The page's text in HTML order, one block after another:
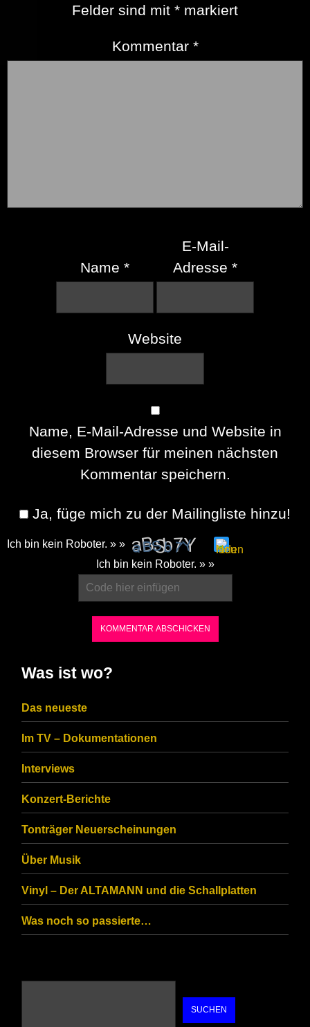
Felder sind mit * markiert
Kommentar *
Name *
E-Mail-
Adresse*
Website
Name, E-Mail-Adresse und Website in
diesem Browser für meinen nächsten
Kommentar speichern.
Ja, füge mich zu der Mailingliste hinzu!
Ich bin kein Roboter. » »
CAPTCHA
ensure
that
you
are
human.
Ich bin kein Roboter. » »
Was ist wo?
Das neueste
Im TV – Dokumentationen
Interviews
Konzert-Berichte
Tonträger Neuerscheinungen
Über Musik
Vinyl – Der ALTAMANN und die Schallplatten
Was noch so passierte…
SUCHEN